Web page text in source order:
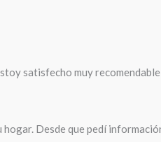
satisfecho muy recomendable
Desde que pedí